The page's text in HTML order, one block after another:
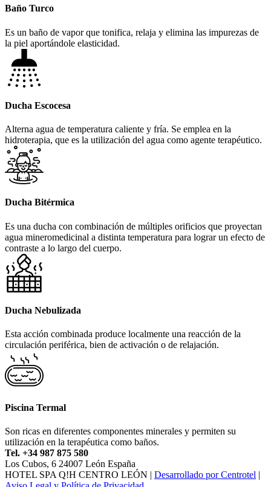
Baño Turco
Es un baño de vapor que tonifica, relaja y elimina las impurezas de
la piel aportándole elasticidad.
Ducha Escocesa
Alterna agua de temperatura caliente y fría. Se emplea en la
hidroterapia, que es la utilización del agua como agente terapéutico.
Ducha Bitérmica
Es una ducha con combinación de múltiples orificios que proyectan
agua mineromedicinal a distinta temperatura para lograr un efecto de
contraste a lo largo del cuerpo.
Ducha Nebulizada
Esta acción combinada produce localmente una reacción de la
circulación periférica, bien de activación o de relajación.
Piscina Termal
Son ricas en diferentes componentes minerales y permiten su
utilización en la terapéutica como baños.
Tel. +34 987 875 580
Los Cubos, 6 24007 León España
HOTEL SPA Q!H CENTRO LEÓN | Desarrollado por Centrotel |